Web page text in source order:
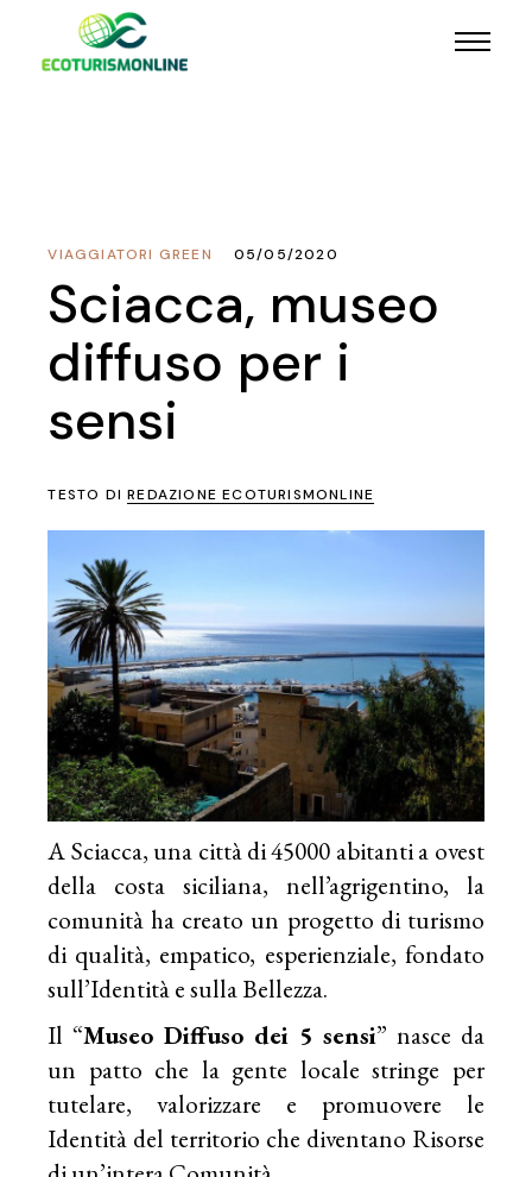
VIAGGIATORI GREEN 05/05/2020
Sciacca, museo
diffuso per i
sensi
TESTO DIREDAZIONE ECOTURISMONLINE
A Sciacca, una città di 45000 abitanti a ovest
della costa siciliana, nell’agrigentino, la
comunità ha creato un progetto di turismo
di qualità, empatico, esperienziale, fondato
sull’Identità e sulla Bellezza.
Il “Museo Diffuso dei 5 sensi” nasce da
un patto che la gente locale stringe per
tutelare, valorizzare e promuovere le
Identità del territorio che diventano Risorse